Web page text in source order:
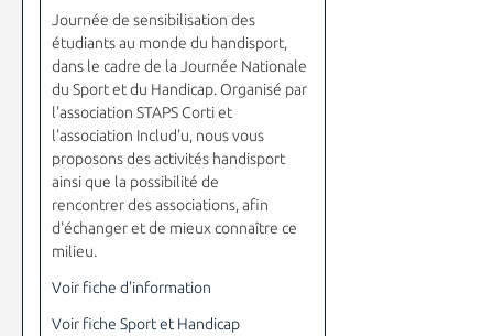
Journée de sensibilisation des
étudiants au monde du handisport,
dans le cadre de la Journée Nationale
du Sport et du Handicap. Organisé par
l'association STAPS Corti et
l'association Includ'u, nous vous
proposons des activités handisport
ainsi que la possibilité de
rencontrer des associations, afin
d'échanger et de mieux connaître ce
milieu.
Voir fiche d'information
Voir fiche Sport et Handicap